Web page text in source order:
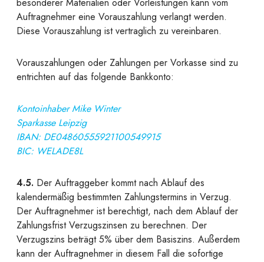
Auftragnehmer eine Vorauszahlung verlangt werden.
Diese Vorauszahlung ist vertraglich zu vereinbaren.
Vorauszahlungen oder Zahlungen per Vorkasse sind zu
entrichten auf das folgende Bankkonto:
Kontoinhaber Mike Winter
Sparkasse Leipzig
IBAN: DE04860555921100549915
BIC: WELADE8L
4.5. Der Auftraggeber kommt nach Ablauf des
kalendermäßig bestimmten Zahlungstermins in Verzug.
Der Auftragnehmer ist berechtigt, nach dem Ablauf der
Zahlungsfrist Verzugszinsen zu berechnen. Der
Verzugszins beträgt 5% über dem Basiszins. Außerdem
kann der Auftragnehmer in diesem Fall die sofortige